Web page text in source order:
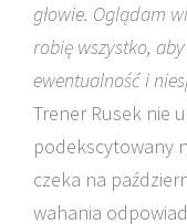
głowie. Oglądam
robię wszystko,
ewentualność i
Trener Rusek nie
podekscytowany
czeka na
wahania